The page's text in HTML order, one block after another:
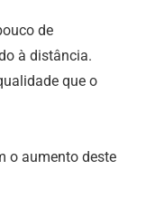
de
à distância.
que o
o aumento deste